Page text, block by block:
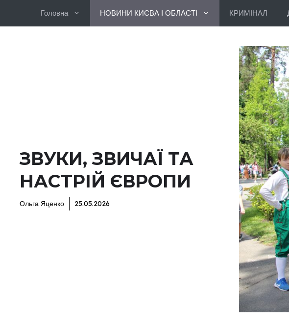
Головна НОВИНИ КИЄВА І ОБЛАСТІ КРИМІНАЛ
ЗВУКИ, ЗВИЧАЇ ТА
НАСТРІЙ ЄВРОПИ
Ольга Яценко 25.05.2026